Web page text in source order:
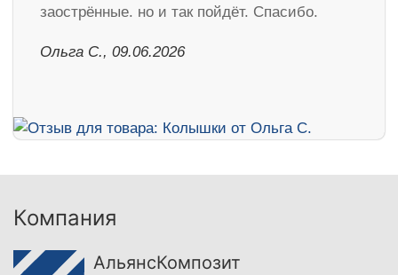
заострённые. но и так пойдёт. Спасибо.
Ольга С., 09.06.2026
Компания
АльянсКомпозит